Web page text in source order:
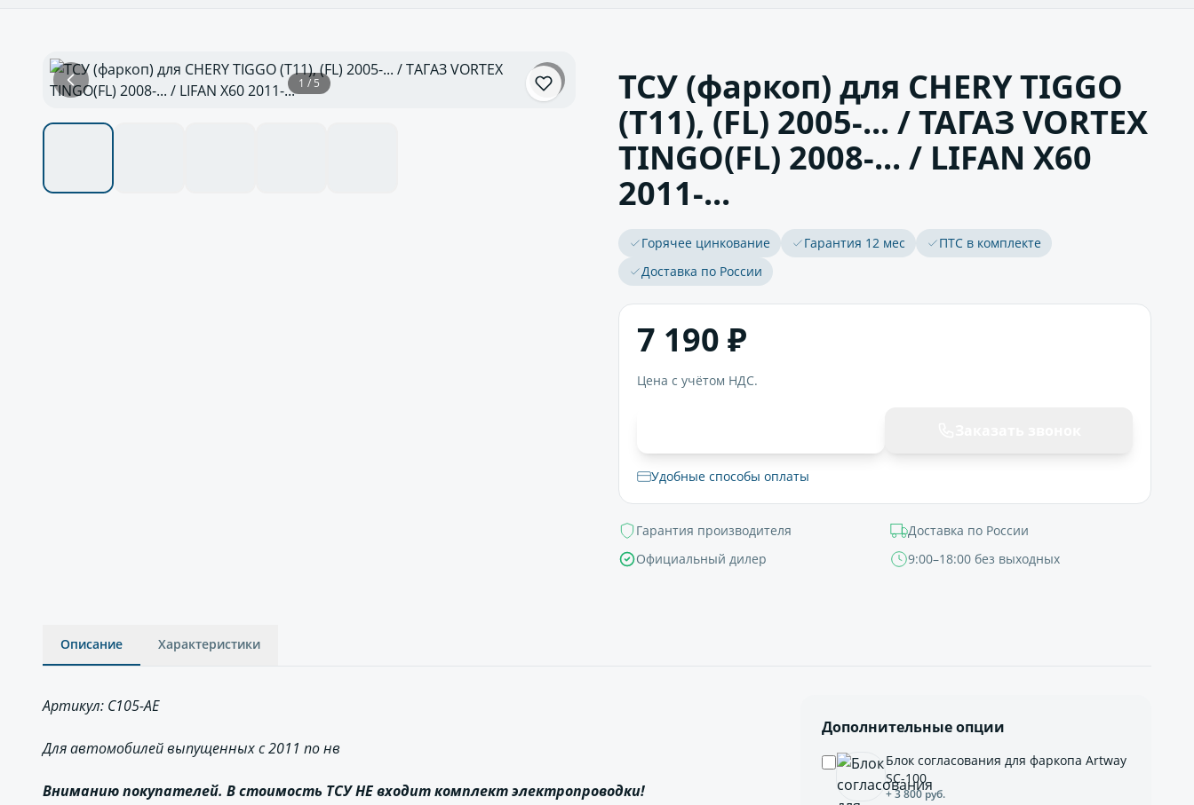
1 / 5
ТСУ (фаркоп) для CHERY TIGGO
(T11), (FL) 2005-... / ТАГАЗ VORTEX
TINGO(FL) 2008-... / LIFAN X60
2011-...
Горячее цинкование Гарантия 12 мес
ПТС в комплекте
Доставка по России
7 190 ₽
Цена с учётом НДС.
Удобные способы оплаты
Гарантия производителя
Доставка по России
Официальный дилер
9:00–18:00 без выходных
Описание Характеристики
Артикул: C105-AE
Для автомобилей выпущенных c 2011 по нв
Вниманию покупателей. В стоимость ТСУ НЕ входит комплект электропроводки!
Дополнительные опции
Блок согласования для фаркопа Artway
SC-100
+ 3 800 руб.